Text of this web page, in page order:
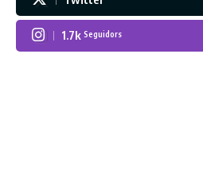
1.7k Seguidors